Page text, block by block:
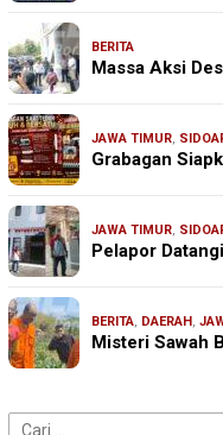
BERITA
Massa Aksi
JAWA TIMUR,
Grabagan
JAWA TIMUR,
Pelapor
BERITA, DAERAH,
Misteri Sawah
Cari